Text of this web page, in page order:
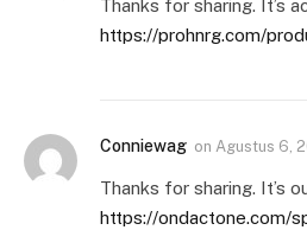
Thanks for sharing. It’s
https://prohnrg.com/
Conniewag on Agustus 6,
Thanks for sharing. It’s
https://ondactone.com/